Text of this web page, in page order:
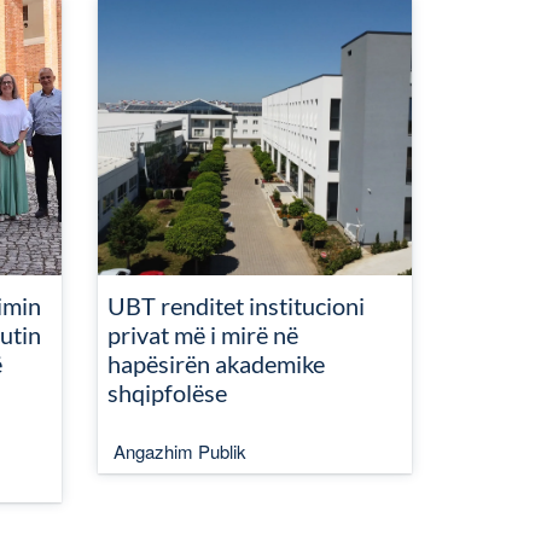
UBT renditet institucioni
privat më i mirë në
hapësirën akademike
shqipfolëse
Angazhim Publik